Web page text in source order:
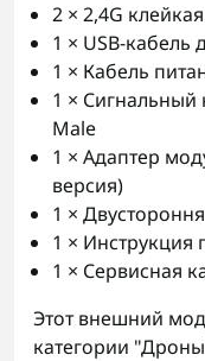
2 × 2,4G
1 × USB-кабель
1 × Кабель
1 × Сигнальный
Male
1 × Адаптер
версия)
1 ×
1 × Инструкция
1 × Сервисная
Этот внешний
категории